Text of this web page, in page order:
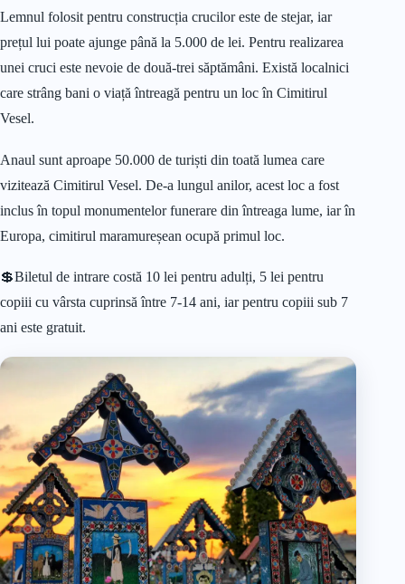
Lemnul folosit pentru construcția crucilor este de stejar, iar
prețul lui poate ajunge până la 5.000 de lei. Pentru realizarea
unei cruci este nevoie de două-trei săptămâni. Există localnici
care strâng bani o viață întreagă pentru un loc în Cimitirul
Vesel.
Anaul sunt aproape 50.000 de turiști din toată lumea care
vizitează Cimitirul Vesel. De-a lungul anilor, acest loc a fost
inclus în topul monumentelor funerare din întreaga lume, iar în
Europa, cimitirul maramureșean ocupă primul loc.
💲Biletul de intrare costă 10 lei pentru adulți, 5 lei pentru
copiii cu vârsta cuprinsă între 7-14 ani, iar pentru copiii sub 7
ani este gratuit.